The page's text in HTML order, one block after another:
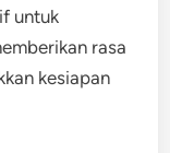
untuk
rasa
kesiapan